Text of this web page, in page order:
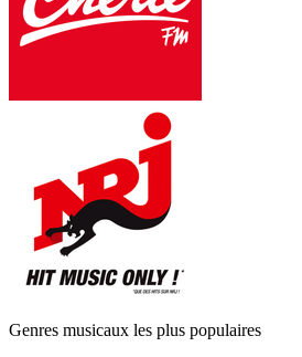
Genres musicaux les plus populaires